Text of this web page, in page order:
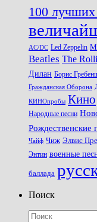
100 лучших
AC/DC Led Zeppelin
Beatles The
Дилан Борис
Гражданская Оборона
КИНОпробы Кино
Народные песни
Рождественские
Чайф Чиж Элвис
Энтин военные
баллада
Поиск